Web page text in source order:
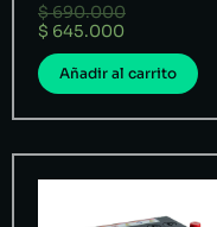
$690.000
$ 645.000
Añadir al carrito